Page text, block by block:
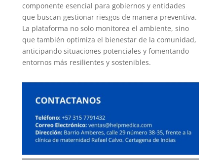
componente esencial para gobiernos y entidades
que buscan gestionar riesgos de manera preventiva.
La plataforma no solo monitorea el ambiente, sino
que también optimiza el bienestar de la comunidad,
anticipando situaciones potenciales y fomentando
entornos más resilientes y sostenibles.